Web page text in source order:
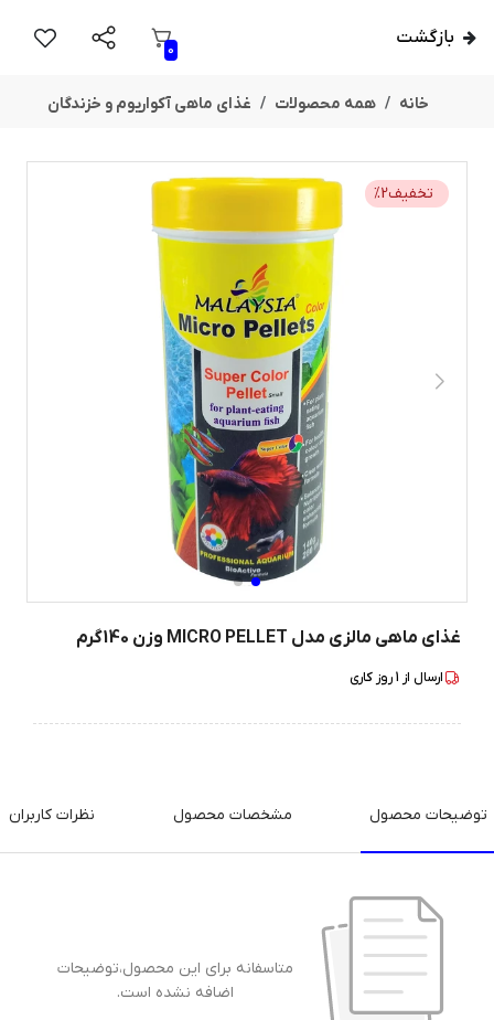
بازگشت
0
خانه همه محصولات غذای ماهی آکواریوم و خزندگان
تخفیف %2
غذای ماهی مالزی مدل MICRO PELLET وزن 140گرم
ارسال از 1روز کاری
توضیحات محصول مشخصات محصول نظرات کاربران
متاسفانه برای این محصول،توضیحات
اضافه نشده است.